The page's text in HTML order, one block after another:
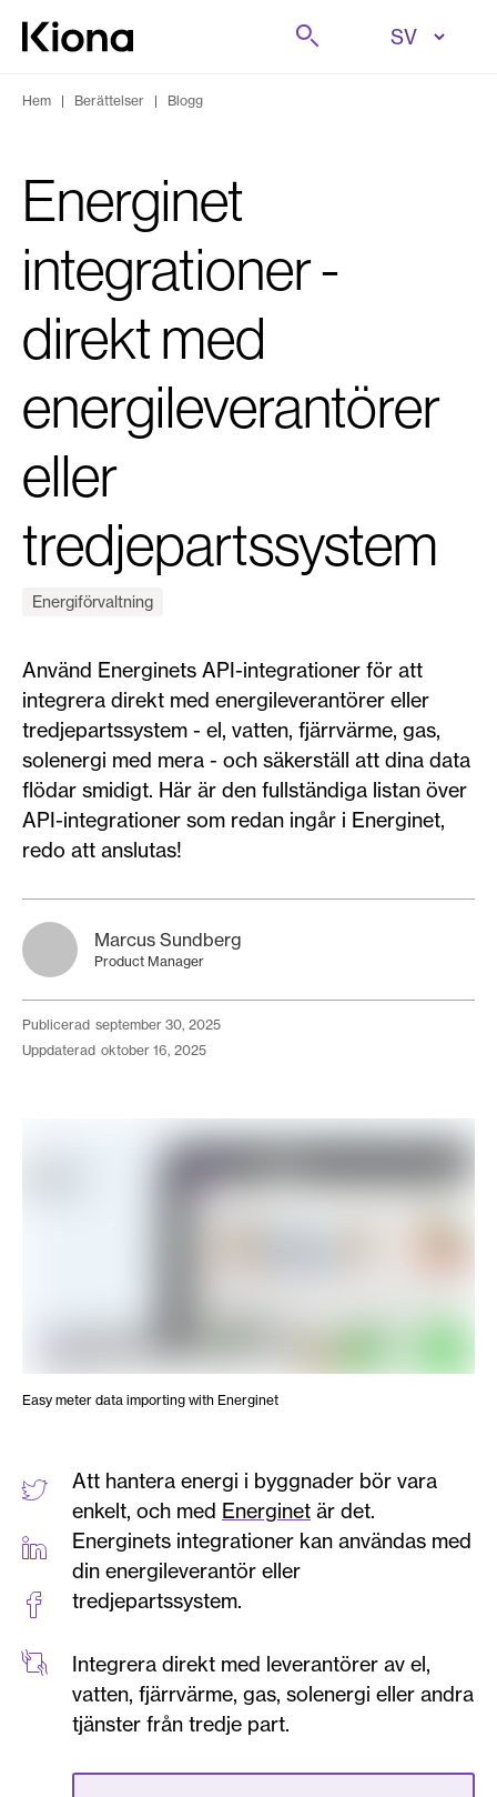
Hoppa till innehåll
Gå till hemsidan
Sök på
Hem | Berättelser | Blogg
Energinet
integrationer -
direkt med
energileverantörer
eller
tredjepartssystem
Energiförvaltning
Använd Energinets API-integrationer för att
integrera direkt med energileverantörer eller
tredjepartssystem - el, vatten, fjärrvärme, gas,
solenergi med mera - och säkerställ att dina data
flödar smidigt. Här är den fullständiga listan över
API-integrationer som redan ingår i Energinet,
redo att anslutas!
Marcus Sundberg
Product Manager
publicerad september 30, 2025
uppdaterad oktober 16, 2025
Easy meter data importing with Energinet
Att hantera energi i byggnader bör vara
enkelt, och med Energinet är det.
Energinets integrationer kan användas med
din energileverantör eller
tredjepartssystem.
Integrera direkt med leverantörer av el,
vatten, fjärrvärme, gas, solenergi eller andra
tjänster från tredje part.